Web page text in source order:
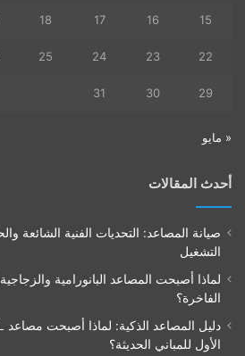
15
16
17
18
22
23
24
25
29
30
31
« مايو
أحدث المقالات
صيانة المصاعد: التحديات الفنية الشائعة
التشغيل
لماذا أصبحت المصاعد البانورامية
الفاخرة؟
الأول للمباني الحديثة؟